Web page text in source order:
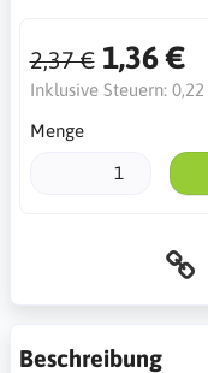
2,37 € 1,36 €
Inklusive Steuern:
Menge
Beschreibung